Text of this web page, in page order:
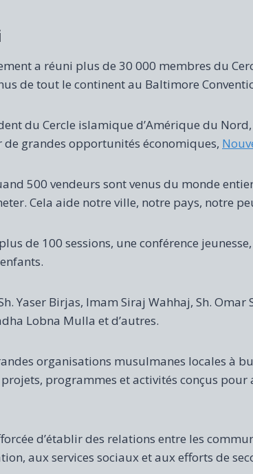
a réuni plus de 30 000 membres du
de tout le continent au Baltimore
du Cercle islamique d’Amérique du
grandes opportunités économiques,
500 vendeurs sont venus du monde
Cela aide notre ville, notre pays, notre
de 100 sessions, une conférence
Yaser Birjas, Imam Siraj Wahhaj, Sh.
Lobna Mulla et d’autres.
organisations musulmanes locales à
programmes et activités conçus
d’établir des relations entre les
aux services sociaux et aux efforts de